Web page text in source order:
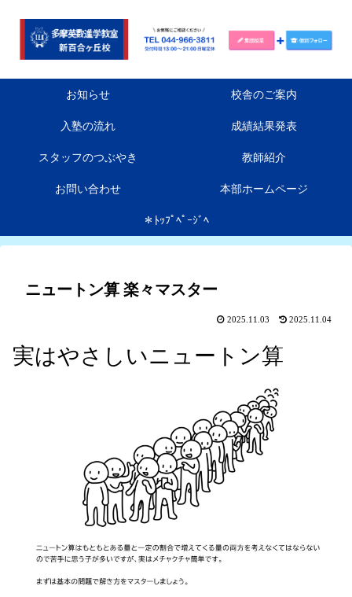
お知らせ 校舎のご案内
入塾の流れ 成績結果発表
スタッフのつぶやき 教師紹介
お問い合わせ 本部ホームページ
＊ﾄｯﾌﾟﾍﾟｰｼﾞﾍ
ニュートン算 楽々マスター
2025.11.03 2025.11.04
実はやさしいニュートン算